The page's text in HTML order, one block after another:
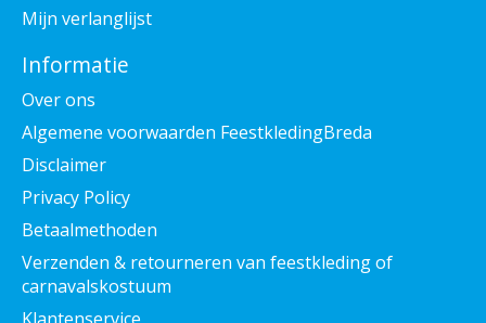
Mijn verlanglijst
Informatie
Over ons
Algemene voorwaarden FeestkledingBreda
Disclaimer
Privacy Policy
Betaalmethoden
Verzenden & retourneren van feestkleding of
carnavalskostuum